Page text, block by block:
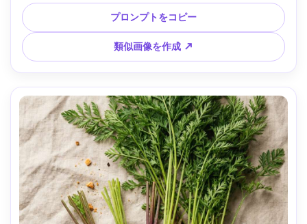
なキッチン美 --ar 4:5
プロンプトをコピー
類似画像を作成 ↗